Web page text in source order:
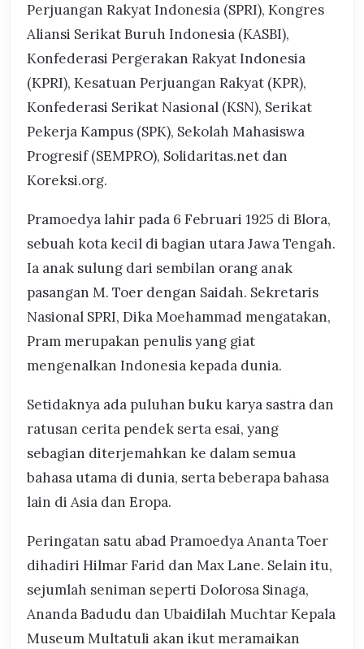
Perjuangan Rakyat Indonesia (SPRI), Kongres
Aliansi Serikat Buruh Indonesia (KASBI),
Konfederasi Pergerakan Rakyat Indonesia
(KPRI), Kesatuan Perjuangan Rakyat (KPR),
Konfederasi Serikat Nasional (KSN), Serikat
Pekerja Kampus (SPK), Sekolah Mahasiswa
Progresif (SEMPRO), Solidaritas.net dan
Koreksi.org.
Pramoedya lahir pada 6 Februari 1925 di Blora,
sebuah kota kecil di bagian utara Jawa Tengah.
Ia anak sulung dari sembilan orang anak
pasangan M. Toer dengan Saidah. Sekretaris
Nasional SPRI, Dika Moehammad mengatakan,
Pram merupakan penulis yang giat
mengenalkan Indonesia kepada dunia.
Setidaknya ada puluhan buku karya sastra dan
ratusan cerita pendek serta esai, yang
sebagian diterjemahkan ke dalam semua
bahasa utama di dunia, serta beberapa bahasa
lain di Asia dan Eropa.
Peringatan satu abad Pramoedya Ananta Toer
dihadiri Hilmar Farid dan Max Lane. Selain itu,
sejumlah seniman seperti Dolorosa Sinaga,
Ananda Badudu dan Ubaidilah Muchtar Kepala
Museum Multatuli akan ikut meramaikan